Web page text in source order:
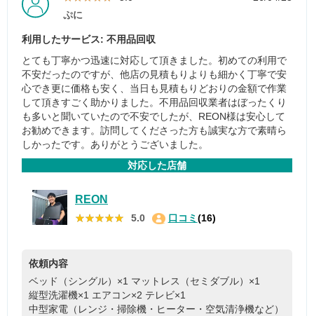
ぷに
利用したサービス: 不用品回収
とても丁寧かつ迅速に対応して頂きました。初めての利用で
不安だったのですが、他店の見積もりよりも細かく丁寧で安
心でき更に価格も安く、当日も見積もりどおりの金額で作業
して頂きすごく助かりました。不用品回収業者はぼったくり
も多いと聞いていたので不安でしたが、REON様は安心して
お勧めできます。訪問してくださった方も誠実な方で素晴ら
しかったです。ありがとうございました。
対応した店舗
REON
★★★★★
★★★★★ 5.0 口コミ (16)
依頼内容
ベッド（シングル）×1 マットレス（セミダブル）×1
縦型洗濯機×1 エアコン×2 テレビ×1
中型家電（レンジ・掃除機・ヒーター・空気清浄機など）